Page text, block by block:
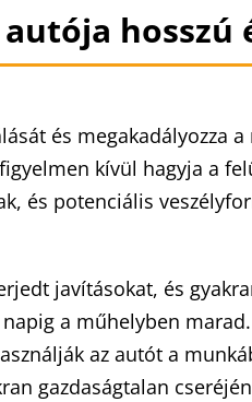
hosszú
és megakadályozza
kívül hagyja a
és potenciális
javításokat, és
a műhelyben
az autót a
gazdaságtalan